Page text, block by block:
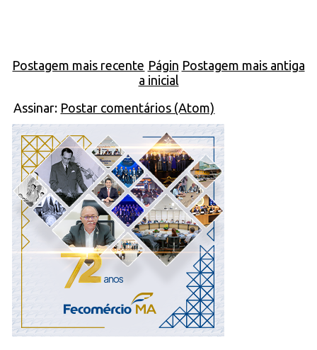
Postagem mais recente Postagem mais antiga
Págin
a inicial
Assinar: Postar comentários (Atom)